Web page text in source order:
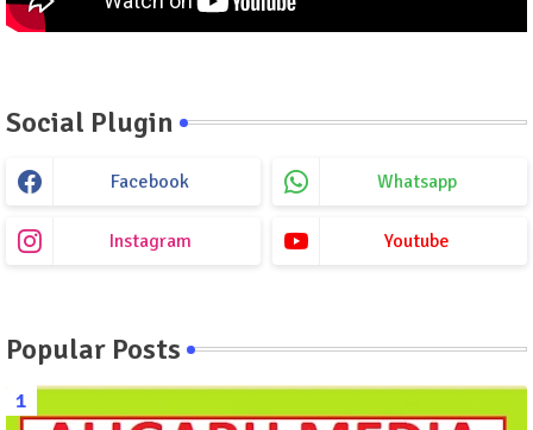
Social Plugin
Facebook Whatsapp
Instagram Youtube
Popular Posts